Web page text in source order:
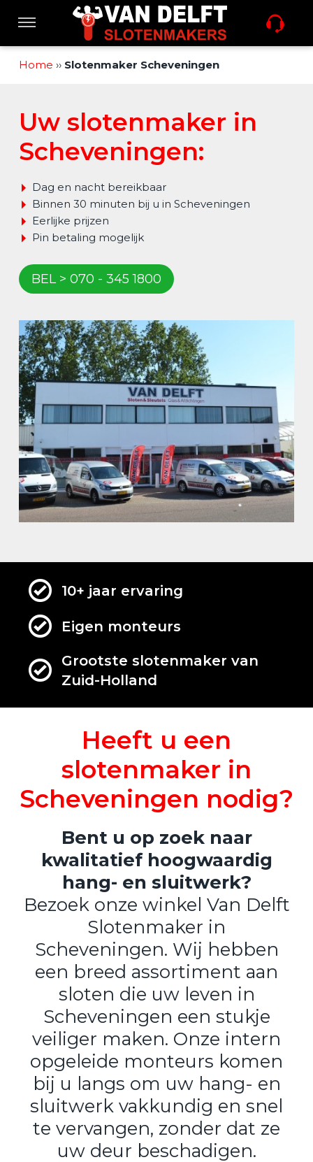
links
Spring
naar
navigatie
Home
Diensten
Sleutel nabestellen
Nieuws
Vacature
Contact
NL
Home ›› Slotenmaker Scheveningen
Uw slotenmaker in
Scheveningen:
Dag en nacht bereikbaar
Binnen 30 minuten bij u in Scheveningen
Eerlijke prijzen
Pin betaling mogelijk
BEL > 070 - 345 1800
10+ jaar ervaring
Eigen monteurs
Grootste slotenmaker van
Zuid-Holland
Heeft u een
slotenmaker in
Scheveningen nodig?
Bent u op zoek naar
kwalitatief hoogwaardig
hang- en sluitwerk?
Bezoek onze winkel Van Delft
Slotenmaker in
Scheveningen. Wij hebben
een breed assortiment aan
sloten die uw leven in
Scheveningen een stukje
veiliger maken. Onze intern
opgeleide monteurs komen
bij u langs om uw hang- en
sluitwerk vakkundig en snel
te vervangen, zonder dat ze
uw deur beschadigen.